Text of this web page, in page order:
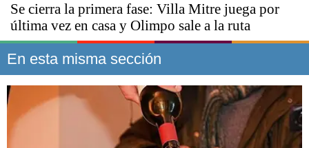
Se cierra la primera fase: Villa Mitre juega por
última vez en casa y Olimpo sale a la ruta
En esta misma sección